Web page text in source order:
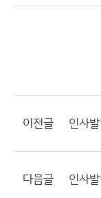
이전글 인사
다음글 인사